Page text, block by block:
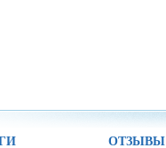
ОТЗЫВЫ